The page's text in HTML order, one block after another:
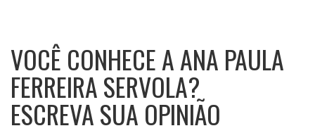
VOCÊ CONHECE A ANA PAULA
FERREIRA SERVOLA?
ESCREVA SUA OPINIÃO